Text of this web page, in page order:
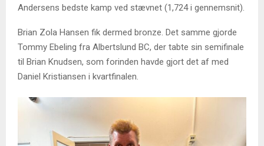
Andersens bedste kamp ved stævnet (1,724 i gennemsnit).
Brian Zola Hansen fik dermed bronze. Det samme gjorde
Tommy Ebeling fra Albertslund BC, der tabte sin semifinale
til Brian Knudsen, som forinden havde gjort det af med
Daniel Kristiansen i kvartfinalen.